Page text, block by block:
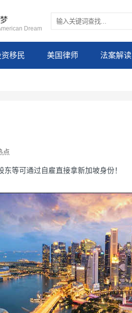
Dream
移民 美国律师 法案解读
点
等可通过自雇直接拿新加坡身份！